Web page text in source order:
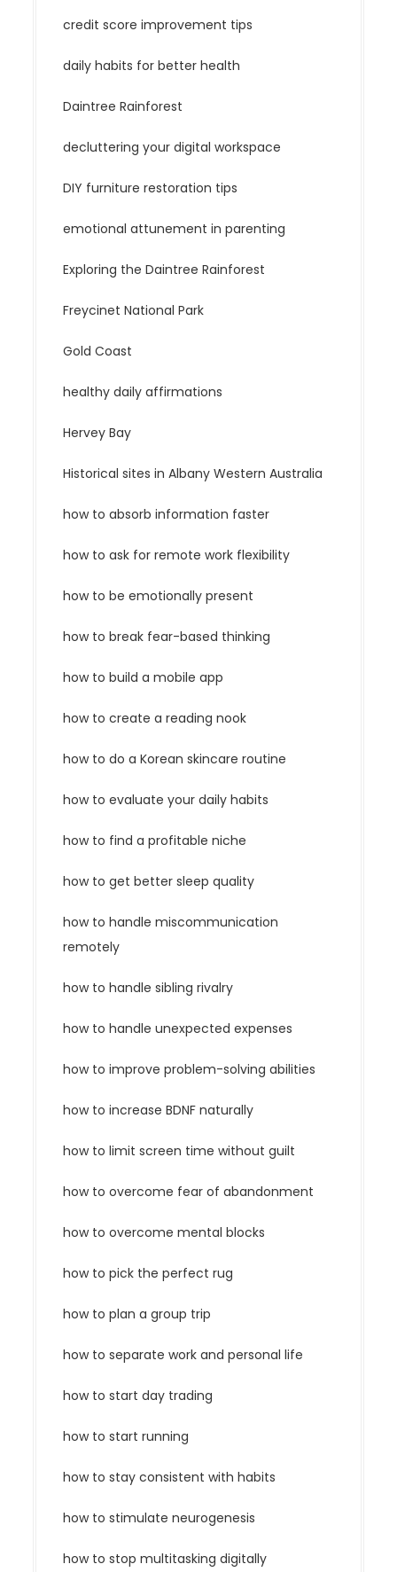
credit score improvement tips
daily habits for better health
Daintree Rainforest
decluttering your digital workspace
DIY furniture restoration tips
emotional attunement in parenting
Exploring the Daintree Rainforest
Freycinet National Park
Gold Coast
healthy daily affirmations
Hervey Bay
Historical sites in Albany Western Australia
how to absorb information faster
how to ask for remote work flexibility
how to be emotionally present
how to break fear-based thinking
how to build a mobile app
how to create a reading nook
how to do a Korean skincare routine
how to evaluate your daily habits
how to find a profitable niche
how to get better sleep quality
how to handle miscommunication
remotely
how to handle sibling rivalry
how to handle unexpected expenses
how to improve problem-solving abilities
how to increase BDNF naturally
how to limit screen time without guilt
how to overcome fear of abandonment
how to overcome mental blocks
how to pick the perfect rug
how to plan a group trip
how to separate work and personal life
how to start day trading
how to start running
how to stay consistent with habits
how to stimulate neurogenesis
how to stop multitasking digitally